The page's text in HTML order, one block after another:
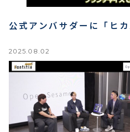
公式アンバサダーに「ヒ
2025.08.02